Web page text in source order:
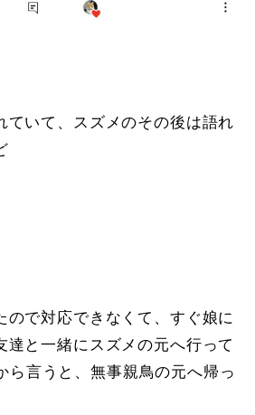
ていて、スズメのその後は語れ
ので対応できなくて、すぐ娘に
達と一緒にスズメの元へ行って
ら言うと、無事親鳥の元へ帰っ